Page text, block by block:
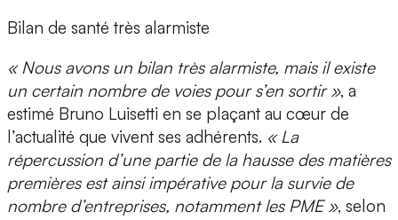
Bilan de santé très alarmiste
« Nous avons un bilan très alarmiste, mais il existe
un certain nombre de voies pour s’en sortir », a
estimé Bruno Luisetti en se plaçant au cœur de
l’actualité que vivent ses adhérents. « La
répercussion d’une partie de la hausse des matières
premières est ainsi impérative pour la survie de
nombre d’entreprises, notamment les PME », selon